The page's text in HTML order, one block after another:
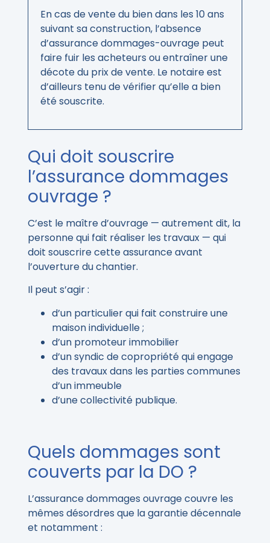
En cas de vente du bien dans les 10 ans
suivant sa construction, l’absence
d’assurance dommages-ouvrage peut
faire fuir les acheteurs ou entraîner une
décote du prix de vente. Le notaire est
d’ailleurs tenu de vérifier qu’elle a bien
été souscrite.
Qui doit souscrire
l’assurance dommages
ouvrage ?
C’est le maître d’ouvrage — autrement dit, la
personne qui fait réaliser les travaux — qui
doit souscrire cette assurance avant
l’ouverture du chantier.
Il peut s’agir :
d’un particulier qui fait construire une
maison individuelle ;
d’un promoteur immobilier
d’un syndic de copropriété qui engage
des travaux dans les parties communes
d’un immeuble
d’une collectivité publique.
Quels dommages sont
couverts par la DO ?
L’assurance dommages ouvrage couvre les
mêmes désordres que la garantie décennale
et notamment :